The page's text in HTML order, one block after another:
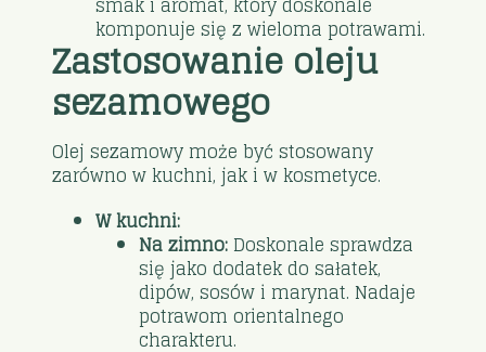
komponuje się z wieloma potrawami.
Zastosowanie oleju
sezamowego
Olej sezamowy może być stosowany
zarówno w kuchni, jak i w kosmetyce.
W kuchni:
Na zimno: Doskonale sprawdza
się jako dodatek do sałatek,
dipów, sosów i marynat. Nadaje
potrawom orientalnego
charakteru.